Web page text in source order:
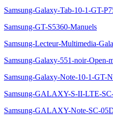
Samsung-Galaxy-Tab-10-1-GT-
Samsung-GT-S5360-Manuels
Samsung-Lecteur-Multimedia-
Samsung-Galaxy-551-noir-Open-
Samsung-Galaxy-Note-10-1-GT-
Samsung-GALAXY-S-II-LTE-
Samsung-GALAXY-Note-SC-